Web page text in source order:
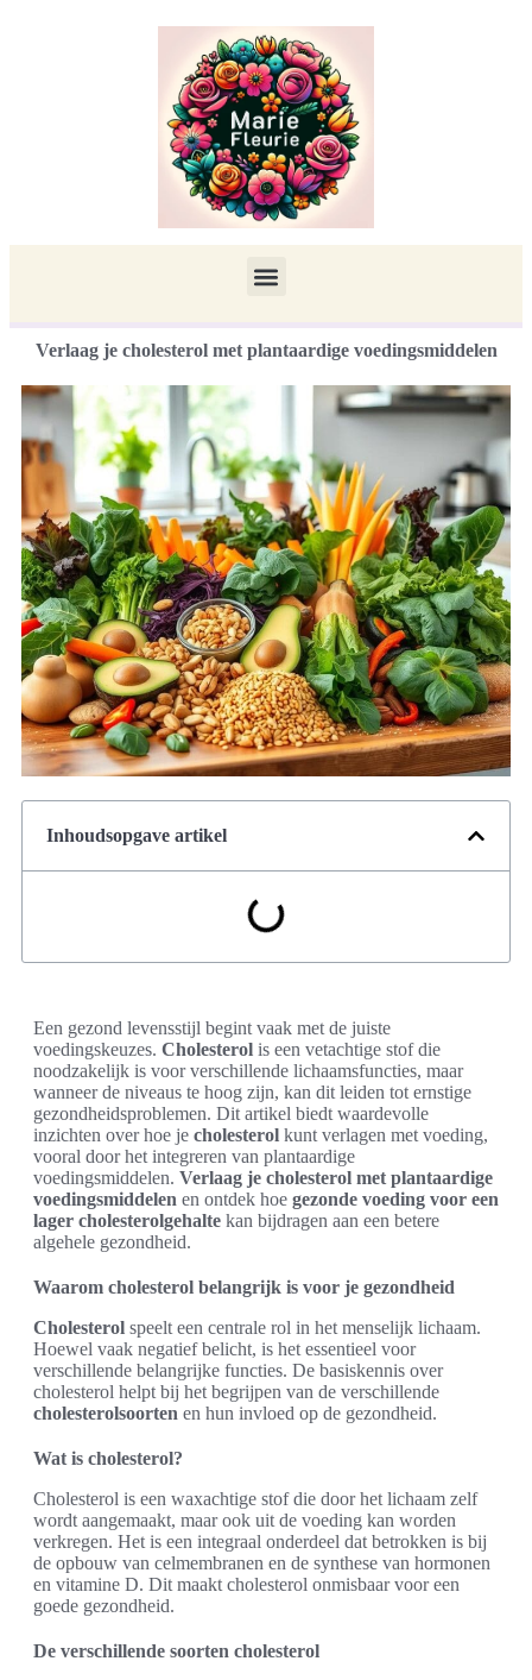
Verlaag je cholesterol met plantaardige voedingsmiddelen
Inhoudsopgave artikel
Een gezond levensstijl begint vaak met de juiste
voedingskeuzes. Cholesterol is een vetachtige stof die
noodzakelijk is voor verschillende lichaamsfuncties, maar
wanneer de niveaus te hoog zijn, kan dit leiden tot ernstige
gezondheidsproblemen. Dit artikel biedt waardevolle
inzichten over hoe je cholesterol kunt verlagen met voeding,
vooral door het integreren van plantaardige
voedingsmiddelen. Verlaag je cholesterol met plantaardige
voedingsmiddelen en ontdek hoe gezonde voeding voor een
lager cholesterolgehalte kan bijdragen aan een betere
algehele gezondheid.
Waarom cholesterol belangrijk is voor je gezondheid
Cholesterol speelt een centrale rol in het menselijk lichaam.
Hoewel vaak negatief belicht, is het essentieel voor
verschillende belangrijke functies. De basiskennis over
cholesterol helpt bij het begrijpen van de verschillende
cholesterolsoorten en hun invloed op de gezondheid.
Wat is cholesterol?
Cholesterol is een waxachtige stof die door het lichaam zelf
wordt aangemaakt, maar ook uit de voeding kan worden
verkregen. Het is een integraal onderdeel dat betrokken is bij
de opbouw van celmembranen en de synthese van hormonen
en vitamine D. Dit maakt cholesterol onmisbaar voor een
goede gezondheid.
De verschillende soorten cholesterol